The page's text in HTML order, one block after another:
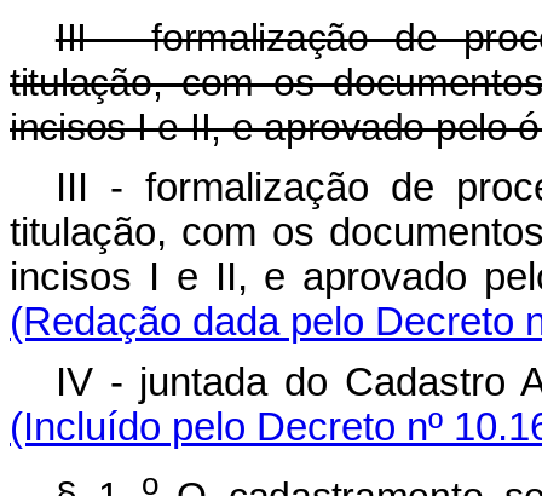
III - formalização de
titulação, com os
incisos I e II, e aprovado pelo
III - formalização de
titulação, com os
incisos I e II, e aprovado
(Redação dada pelo Decreto
IV - juntada do Cadastro
(Incluído pelo Decreto nº
o